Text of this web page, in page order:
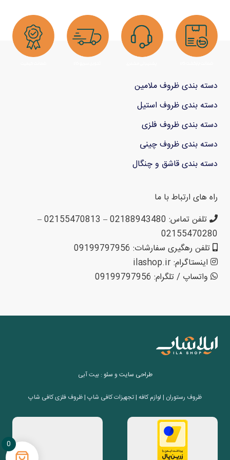
دسته بندی ظروف ملامین
دسته بندی ظروف استیل
دسته بندی ظروف فلزی
دسته بندی ظروف چینی
دسته بندی قاشق و چنگال
راه های ارتباط با ما
تلفن تماس: 02188943480 – 02155470813 –
02155470280
تلفن رهگیری سفارشات: 09199797956
اینستاگرام: ilashop.ir
واتساپ / تلگرام: 09199797956
طراحی سایت و سئو: بیت آبی
ظروف رستوران | لوازم کافه | تجهیزات کافی شاپ | ظروف فلزی کافی شاپ
0